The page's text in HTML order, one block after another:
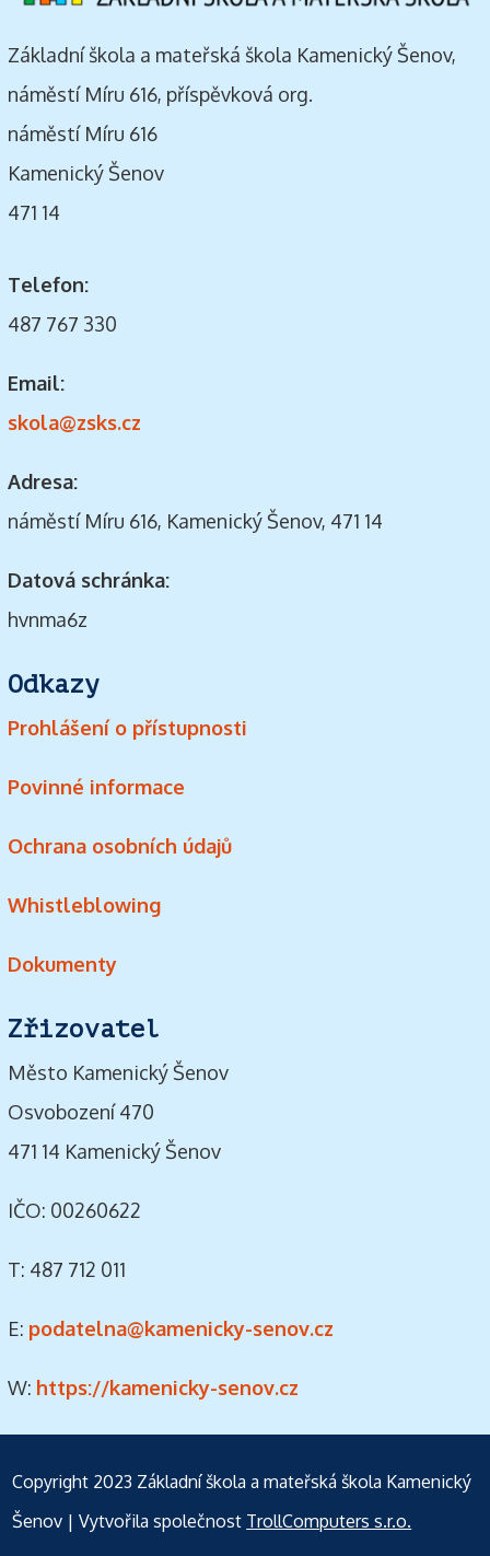
Základní škola a mateřská škola Kamenický Šenov,
náměstí Míru 616, příspěvková org.
náměstí Míru 616
Kamenický Šenov
471 14
Telefon:
487 767 330
Email:
skola@zsks.cz
Adresa:
náměstí Míru 616, Kamenický Šenov, 471 14
Datová schránka:
hvnma6z
Odkazy
Prohlášení o přístupnosti
Povinné informace
Ochrana osobních údajů
Whistleblowing
Dokumenty
Zřizovatel
Město Kamenický Šenov
Osvobození 470
471 14 Kamenický Šenov
IČO: 00260622
T: 487 712 011
E: podatelna@kamenicky-senov.cz
W: https://kamenicky-senov.cz
Copyright 2023 Základní škola a mateřská škola Kamenický
Šenov | Vytvořila společnost TrollComputers s.r.o.